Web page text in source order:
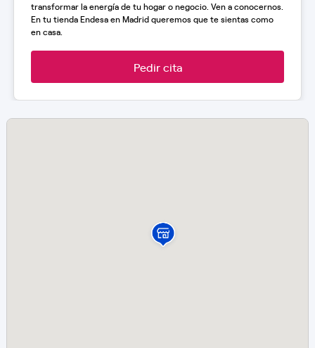
transformar la energía de tu hogar o negocio. Ven a conocernos.
En tu tienda Endesa en Madrid queremos que te sientas como
en casa.
Pedir cita